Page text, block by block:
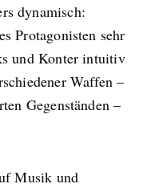
dynamisch:
Protagonisten sehr
und Konter intuitiv
Waffen –
Gegenständen –
Musik und